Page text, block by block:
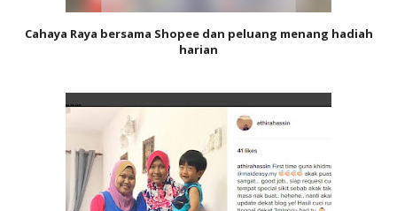
Cahaya Raya bersama Shopee dan peluang menang hadiah
harian